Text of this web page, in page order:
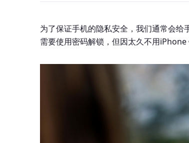
为了保证手机的隐私安全，我们通常会给
需要使用密码解锁，但因太久不用